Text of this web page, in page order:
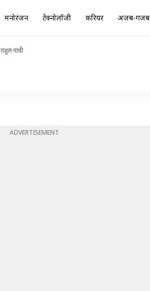
मनोरंजन टेक्नोलॉजी करियर अजब-गजब
राहुल गांधी
ADVERTISEMENT